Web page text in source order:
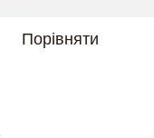
Порівняти